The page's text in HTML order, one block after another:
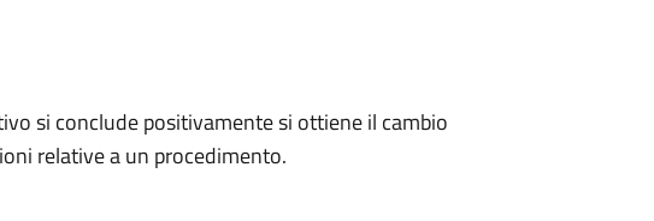
si conclude positivamente si ottiene il cambio
relative a un procedimento.